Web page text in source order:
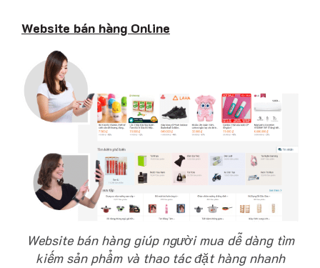
Website bán hàng Online
Website bán hàng giúp người mua dễ dàng tìm
kiếm sản phẩm và thao tác đặt hàng nhanh